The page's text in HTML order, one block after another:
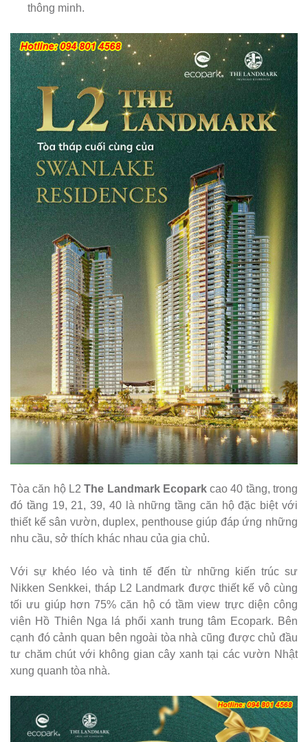
thông minh.
Tòa căn hộ L2The Landmark Ecoparkcao 40 tầng, trong
đó tầng 19, 21, 39, 40 là những tầng căn hộ đặc biệt với
thiết kế sân vườn, duplex, penthouse giúp đáp ứng những
nhu cầu, sở thích khác nhau của gia chủ.
Với sự khéo léo và tinh tế đến từ những kiến trúc sư
Nikken Senkkei, tháp L2 Landmark được thiết kế vô cùng
tối ưu giúp hơn 75% căn hộ có tầm view trực diện công
viên Hồ Thiên Nga lá phổi xanh trung tâm Ecopark. Bên
cạnh đó cảnh quan bên ngoài tòa nhà cũng được chủ đầu
tư chăm chút với không gian cây xanh tại các vườn Nhật
xung quanh tòa nhà.